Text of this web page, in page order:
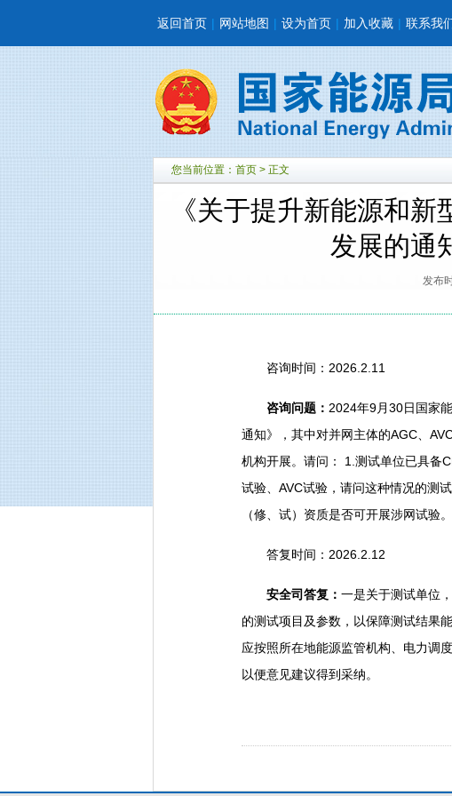
返回首页 | 网站地图 | 设为首页 | 加入收藏 | 联系我
您当前位置： 首页 > 正文
《关于提升新能源和
发展的通
发布
咨询时间：2026.2.11
咨询问题： 2024年9月30日国家
通知》，其中对并网主体的AGC、
机构开展。请问： 1.测试单位已具备
试验、AVC试验，请问这种情况的测
（修、试）资质是否可开展涉网试验。
答复时间：2026.2.12
安全司答复： 一是关于测试单位
的测试项目及参数，以保障测试结果
应按照所在地能源监管机构、电力调
以便意见建议得到采纳。